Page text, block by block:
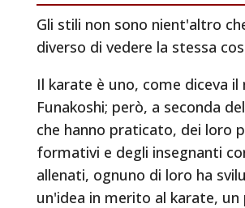
Gli stili non sono nient'altro
diverso di vedere la stessa
Il karate è uno, come diceva
Funakoshi; però, a seconda
che hanno praticato, dei loro
formativi e degli insegnanti
allenati, ognuno di loro ha
un'idea in merito al karate, un